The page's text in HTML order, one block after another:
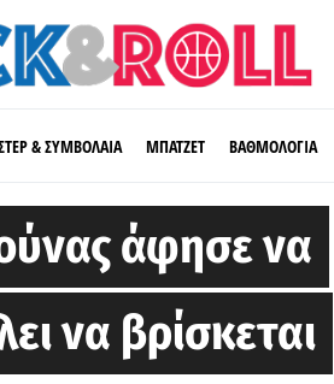
& ΣΥΜΒΟΛΑΙΑ ΜΠΑΤΖΕΤ ΒΑΘΜΟΛΟΓΙΑ
άφησε να
να βρίσκεται